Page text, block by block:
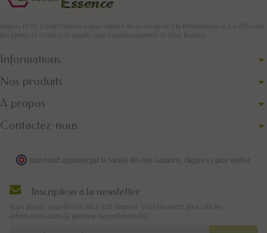
Depuis 1993, Cristal'Essence a pour objectif de se consacrer à la lithothérapie et à la diffusion
des pierres et cristaux de qualité pour l’épanouissement de l’être humain.
Informations
Nos produits
A propos
Contactez-nous
Marchand approuvé par la Société des Avis Garantis, cliquez ici pour vérifier
Inscription à la newsletter
Vous pouvez vous désinscrire à tout moment. Vous trouverez pour cela les
informations dans la politique de confidentialité.